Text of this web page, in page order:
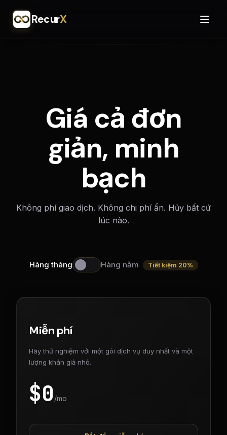
RecurX
Giá cả đơn
giản, minh
bạch
Không phí giao dịch. Không chi phí ẩn. Hủy bất cứ
lúc nào.
Hàng tháng Hàng năm Tiết kiệm 20%
Miễn phí
Hãy thử nghiệm với một gói dịch vụ duy nhất và một
lượng khán giả nhỏ.
$0 /mo